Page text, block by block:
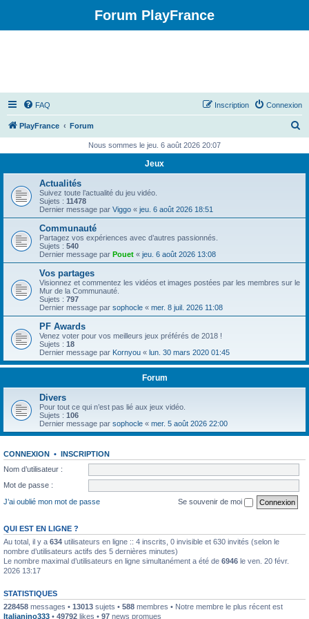
Forum PlayFrance
FAQ Connexion
Inscription
PlayFrance Forum
h
Nous sommes le jeu. 6 août 2026 20:07
Jeux
Actualités
Suivez toute l’actualité du jeu vidéo.
Sujets : 11478
Dernier message par Viggo « jeu. 6 août 2026 18:51
Communauté
Partagez vos expériences avec d’autres passionnés.
Sujets : 540
Dernier message par Pouet « jeu. 6 août 2026 13:08
Vos partages
Visionnez et commentez les vidéos et images postées par les membres sur le
Mur de la Communauté.
Sujets : 797
Dernier message par sophocle « mer. 8 juil. 2026 11:08
PF Awards
Venez voter pour vos meilleurs jeux préférés de 2018 !
Sujets : 18
Dernier message par Kornyou « lun. 30 mars 2020 01:45
Forum
Divers
Pour tout ce qui n’est pas lié aux jeux vidéo.
Sujets : 106
Dernier message par sophocle « mer. 5 août 2026 22:00
CONNEXION • INSCRIPTION
Nom d’utilisateur :
Mot de passe :
J’ai oublié mon mot de passe
Se souvenir de moi
QUI EST EN LIGNE ?
Au total, il y a 634 utilisateurs en ligne :: 4 inscrits, 0 invisible et 630 invités (selon le
nombre d’utilisateurs actifs des 5 dernières minutes)
Le nombre maximal d’utilisateurs en ligne simultanément a été de 6946 le ven. 20 févr.
2026 13:17
STATISTIQUES
228458 messages • 13013 sujets • 588 membres • Notre membre le plus récent est
Italianino333 • 49792 likes • 97 news promues